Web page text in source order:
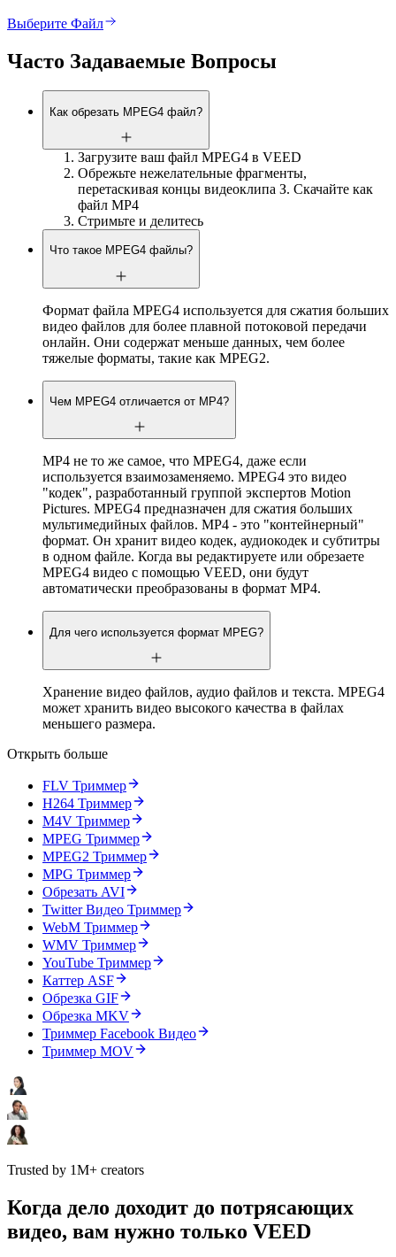
Выберите Файл
Часто Задаваемые Вопросы
Как обрезать MPEG4 файл?
Загрузите ваш файл MPEG4 в VEED
Обрежьте нежелательные фрагменты,
перетаскивая концы видеоклипа З. Скачайте как
файл MP4
Стримьте и делитесь
Что такое MPEG4 файлы?
Формат файла MPEG4 используется для сжатия больших
видео файлов для более плавной потоковой передачи
онлайн. Они содержат меньше данных, чем более
тяжелые форматы, такие как MPEG2.
Чем MPEG4 отличается от MP4?
MP4 не то же самое, что MPEG4, даже если
используется взаимозаменяемо. MPEG4 это видео
"кодек", разработанный группой экспертов Motion
Pictures. MPEG4 предназначен для сжатия больших
мультимедийных файлов. MP4 - это "контейнерный"
формат. Он хранит видео кодек, аудиокодек и субтитры
в одном файле. Когда вы редактируете или обрезаете
MPEG4 видео с помощью VEED, они будут
автоматически преобразованы в формат MP4.
Для чего используется формат MPEG?
Хранение видео файлов, аудио файлов и текста. MPEG4
может хранить видео высокого качества в файлах
меньшего размера.
Открыть больше
FLV Триммер
H264 Триммер
M4V Триммер
MPEG Триммер
MPEG2 Триммер
MPG Триммер
Oбрезать AVI
Twitter Видео Триммер
WebM Триммер
WMV Триммер
YouTube Триммер
Каттер ASF
Обрезка GIF
Обрезка MKV
Триммер Facebook Видео
Триммер MOV
Trusted by 1M+ creators
Когда дело доходит до потрясающих
видео, вам нужно только VEED